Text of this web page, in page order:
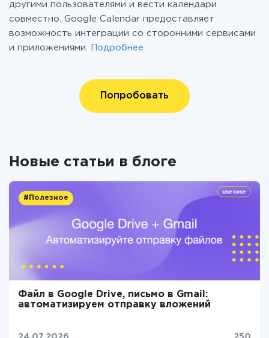
другими пользователями и вести календари
совместно. Google Calendar предоставляет
возможность интеграции со сторонними сервисами
и приложениями.
Подробнее
Попробовать
Новые статьи в блоге
#Полезное
Файл в Google Drive, письмо в Gmail:
автоматизируем отправку вложений